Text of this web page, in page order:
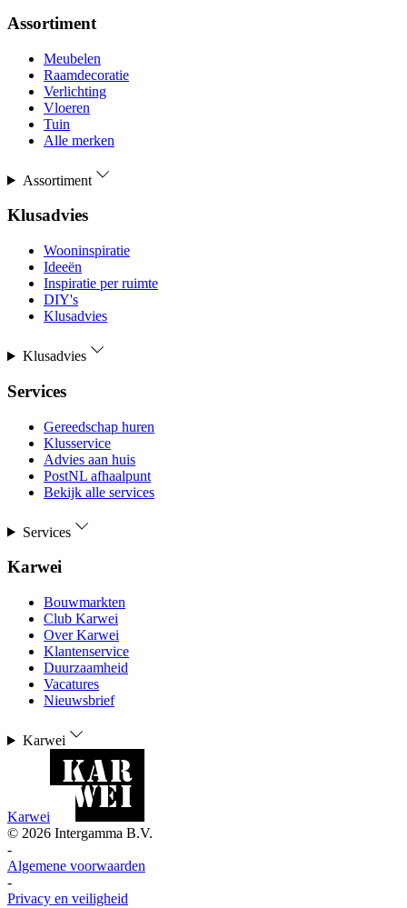
Assortiment
Meubelen
Raamdecoratie
Verlichting
Vloeren
Tuin
Alle merken
Assortiment
Klusadvies
Wooninspiratie
Ideeën
Inspiratie per ruimte
DIY's
Klusadvies
Klusadvies
Services
Gereedschap huren
Klusservice
Advies aan huis
PostNL afhaalpunt
Bekijk alle services
Services
Karwei
Bouwmarkten
Club Karwei
Over Karwei
Klantenservice
Duurzaamheid
Vacatures
Nieuwsbrief
Karwei
Karwei
© 2026 Intergamma B.V.
-
Algemene voorwaarden
-
Privacy en veiligheid